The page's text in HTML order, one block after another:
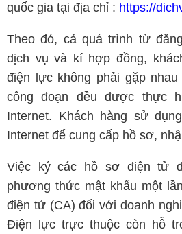
quốc gia tại địa chỉ : https://
Theo đó, cả quá trình từ
dịch vụ và kí hợp đồng,
điện lực không phải gặp
công đoạn đều được thực
Internet. Khách hàng sử
Internet để cung cấp hồ sơ,
Việc ký các hồ sơ điện tử
phương thức mật khẩu một
điện tử (CA) đối với doanh
Điện lực trực thuộc còn hỗ